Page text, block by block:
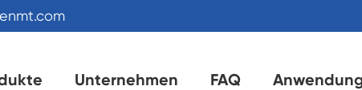
Unternehmen FAQ